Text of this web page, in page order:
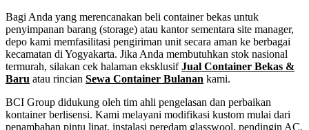
Bagi Anda yang merencanakan beli container bekas untuk
penyimpanan barang (storage) atau kantor sementara site manager,
depo kami memfasilitasi pengiriman unit secara aman ke berbagai
kecamatan di Yogyakarta. Jika Anda membutuhkan stok nasional
termurah, silakan cek halaman eksklusifJual Container Bekas &
Baru atau rincian Sewa Container Bulanan kami.
BCI Group didukung oleh tim ahli pengelasan dan perbaikan
kontainer berlisensi. Kami melayani modifikasi kustom mulai dari
penambahan pintu lipat, instalasi peredam glasswool, pendingin AC,